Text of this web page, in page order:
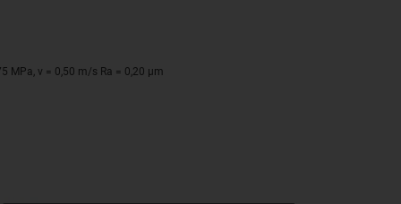
MPa, v = 0,50 m/s Ra = 0,20 μm